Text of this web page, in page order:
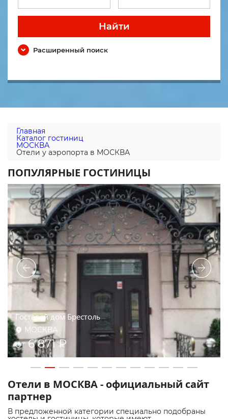
Найти
Расширенный поиск
Главная
Каталог гостиниц
МОСКВА
Отели у аэропорта в МОСКВА
ПОПУЛЯРНЫЕ ГОСТИНИЦЫ
Измайлово Вега
МОСКВА
от6 200 ₽
Отели в МОСКВА - официальный сайт
партнер
В предложенной категории специально подобраны